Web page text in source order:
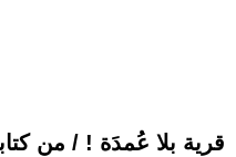
قرية بلا عُمدَة ! / من